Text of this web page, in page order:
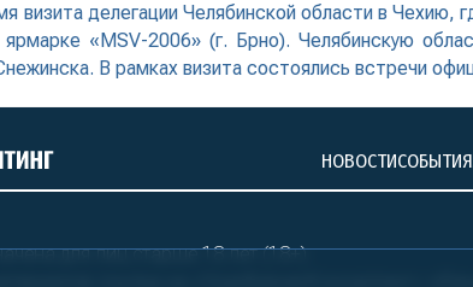
визита делегации Челябинской области в
«MSV-2006» (г. Брно). Челябинскую
В рамках визита состоялись встречи
НОВОСТИСОБЫТИЯ
для лиц старше 18 лет (18+)